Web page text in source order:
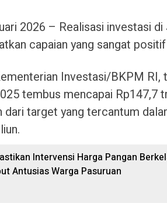
2026 – Realisasi investasi
capaian yang sangat
Investasi/BKPM
tembus mencapai Rp147,7
dari target yang tercantum
Intervensi Harga Pangan
Antusias Warga Pasuruan